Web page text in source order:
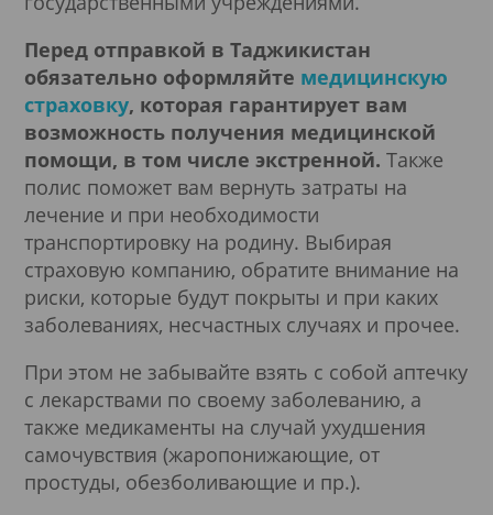
Перед отправкой в Таджикистан
обязательно оформляйте медицинскую
страховку, которая гарантирует вам
возможность получения медицинской
помощи, в том числе экстренной. Также
полис поможет вам вернуть затраты на
лечение и при необходимости
транспортировку на родину. Выбирая
страховую компанию, обратите внимание на
риски, которые будут покрыты и при каких
заболеваниях, несчастных случаях и прочее.
При этом не забывайте взять с собой аптечку
с лекарствами по своему заболеванию, а
также медикаменты на случай ухудшения
самочувствия (жаропонижающие, от
простуды, обезболивающие и пр.).